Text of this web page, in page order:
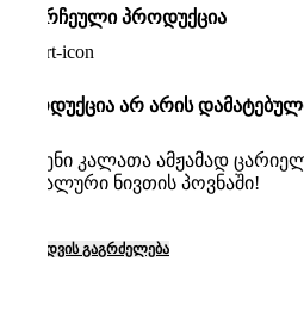
შერჩეული პროდუქცია
პროდუქცია არ არის
თქვენი კალათა ამჟამად
იდეალური ნივთის პოვნაში!
ᲨᲔᲡᲧᲘᲓᲕᲘᲡ ᲒᲐᲒᲠᲫᲔᲚᲔᲑᲐ